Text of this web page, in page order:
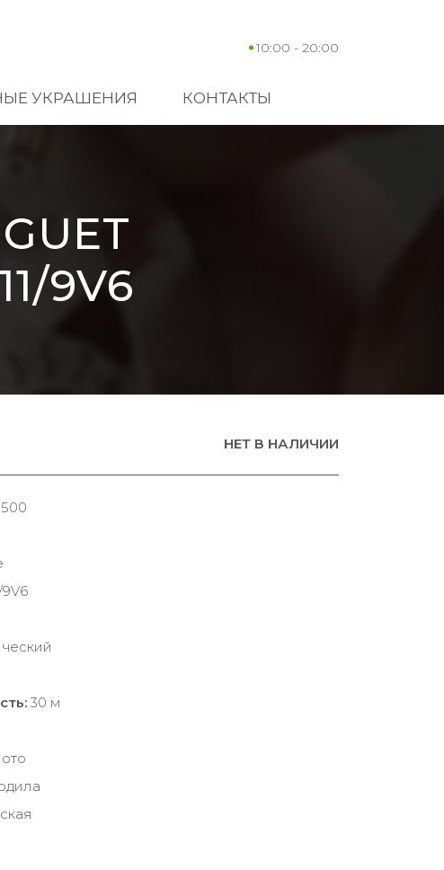
10:00 - 20:00
УКРАШЕНИЯ КОНТАКТЫ
9V6
НЕТ В НАЛИЧИИ
9V6
30 м